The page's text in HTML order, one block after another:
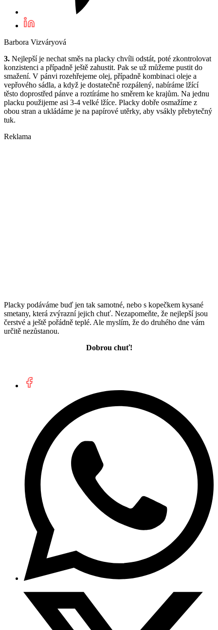
Barbora Vizváryová
3. Nejlepší je nechat směs na placky chvíli odstát, poté zkontrolovat
konzistenci a případně ještě zahustit. Pak se už můžeme pustit do
smažení. V pánvi rozehřejeme olej, případně kombinaci oleje a
vepřového sádla, a když je dostatečně rozpálený, nabíráme lžící
těsto doprostřed pánve a roztíráme ho směrem ke krajům. Na jednu
placku použijeme asi 3-4 velké lžíce. Placky dobře osmažíme z
obou stran a ukládáme je na papírové utěrky, aby vsákly přebytečný
tuk.
Reklama
Placky podáváme buď jen tak samotné, nebo s kopečkem kysané
smetany, která zvýrazní jejich chuť. Nezapomeňte, že nejlepší jsou
čerstvé a ještě pořádně teplé. Ale myslím, že do druhého dne vám
určitě nezůstanou.
Dobrou chuť!